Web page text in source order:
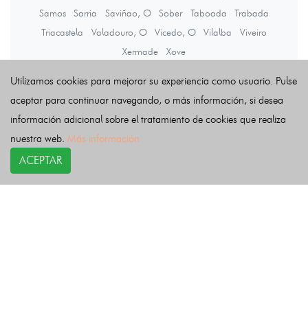
Samos
Sarria Saviñao, O Sober Taboada
Trabada
Triacastela
Valadouro, O Vicedo, O Vilalba
Viveiro
Xermade
Xove
Últimas noticias
Utilizamos cookies para mejorar su experiencia como usuario. Pulse
aceptar para continuar navegando, o más información, si desea
información adicional sobre el tratamiento de cookies que realiza
nuestra web. Más información
ACEPTAR